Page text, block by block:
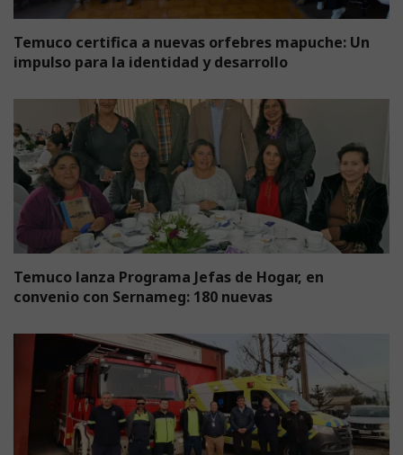
Temuco certifica a nuevas orfebres mapuche: Un
impulso para la identidad y desarrollo
Temuco lanza Programa Jefas de Hogar, en
convenio con Sernameg: 180 nuevas